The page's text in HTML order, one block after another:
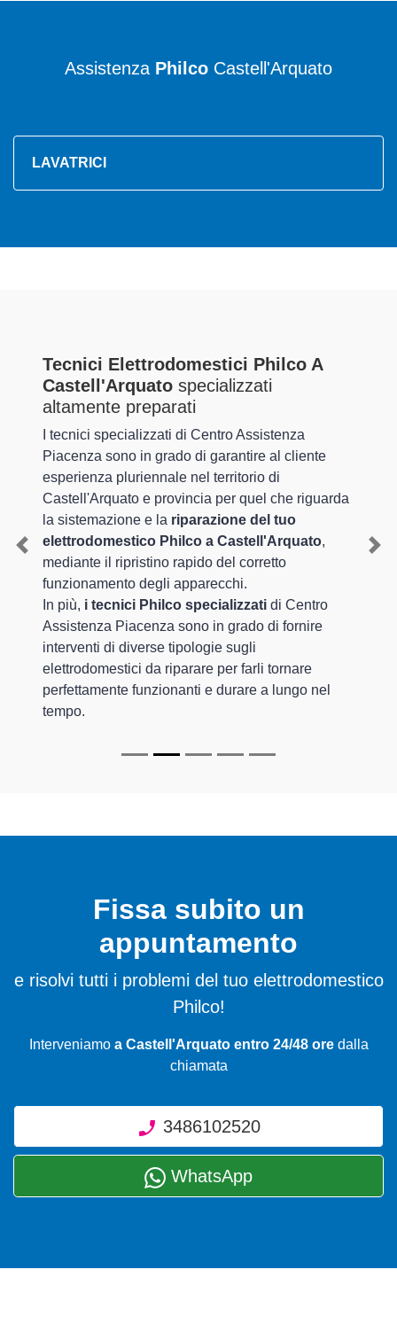
Assistenza Philco Castell'Arquato
LAVATRICI
Tecnici Elettrodomestici Philco A
Castell'Arquato specializzati
altamente preparati
I tecnici specializzati di Centro Assistenza
Piacenza sono in grado di garantire al cliente
esperienza pluriennale nel territorio di
Castell'Arquato e provincia per quel che riguarda
la sistemazione e la riparazione del tuo
elettrodomestico Philco a Castell'Arquato,
mediante il ripristino rapido del corretto
funzionamento degli apparecchi.
In più, i tecnici Philco specializzati di Centro
Assistenza Piacenza sono in grado di fornire
interventi di diverse tipologie sugli
elettrodomestici da riparare per farli tornare
perfettamente funzionanti e durare a lungo nel
tempo.
Previous
Fissa subito un
appuntamento
e risolvi tutti i problemi del tuo elettrodomestico
Philco!
Interveniamo a Castell'Arquato entro 24/48 oredalla
chiamata
3486102520
WhatsApp